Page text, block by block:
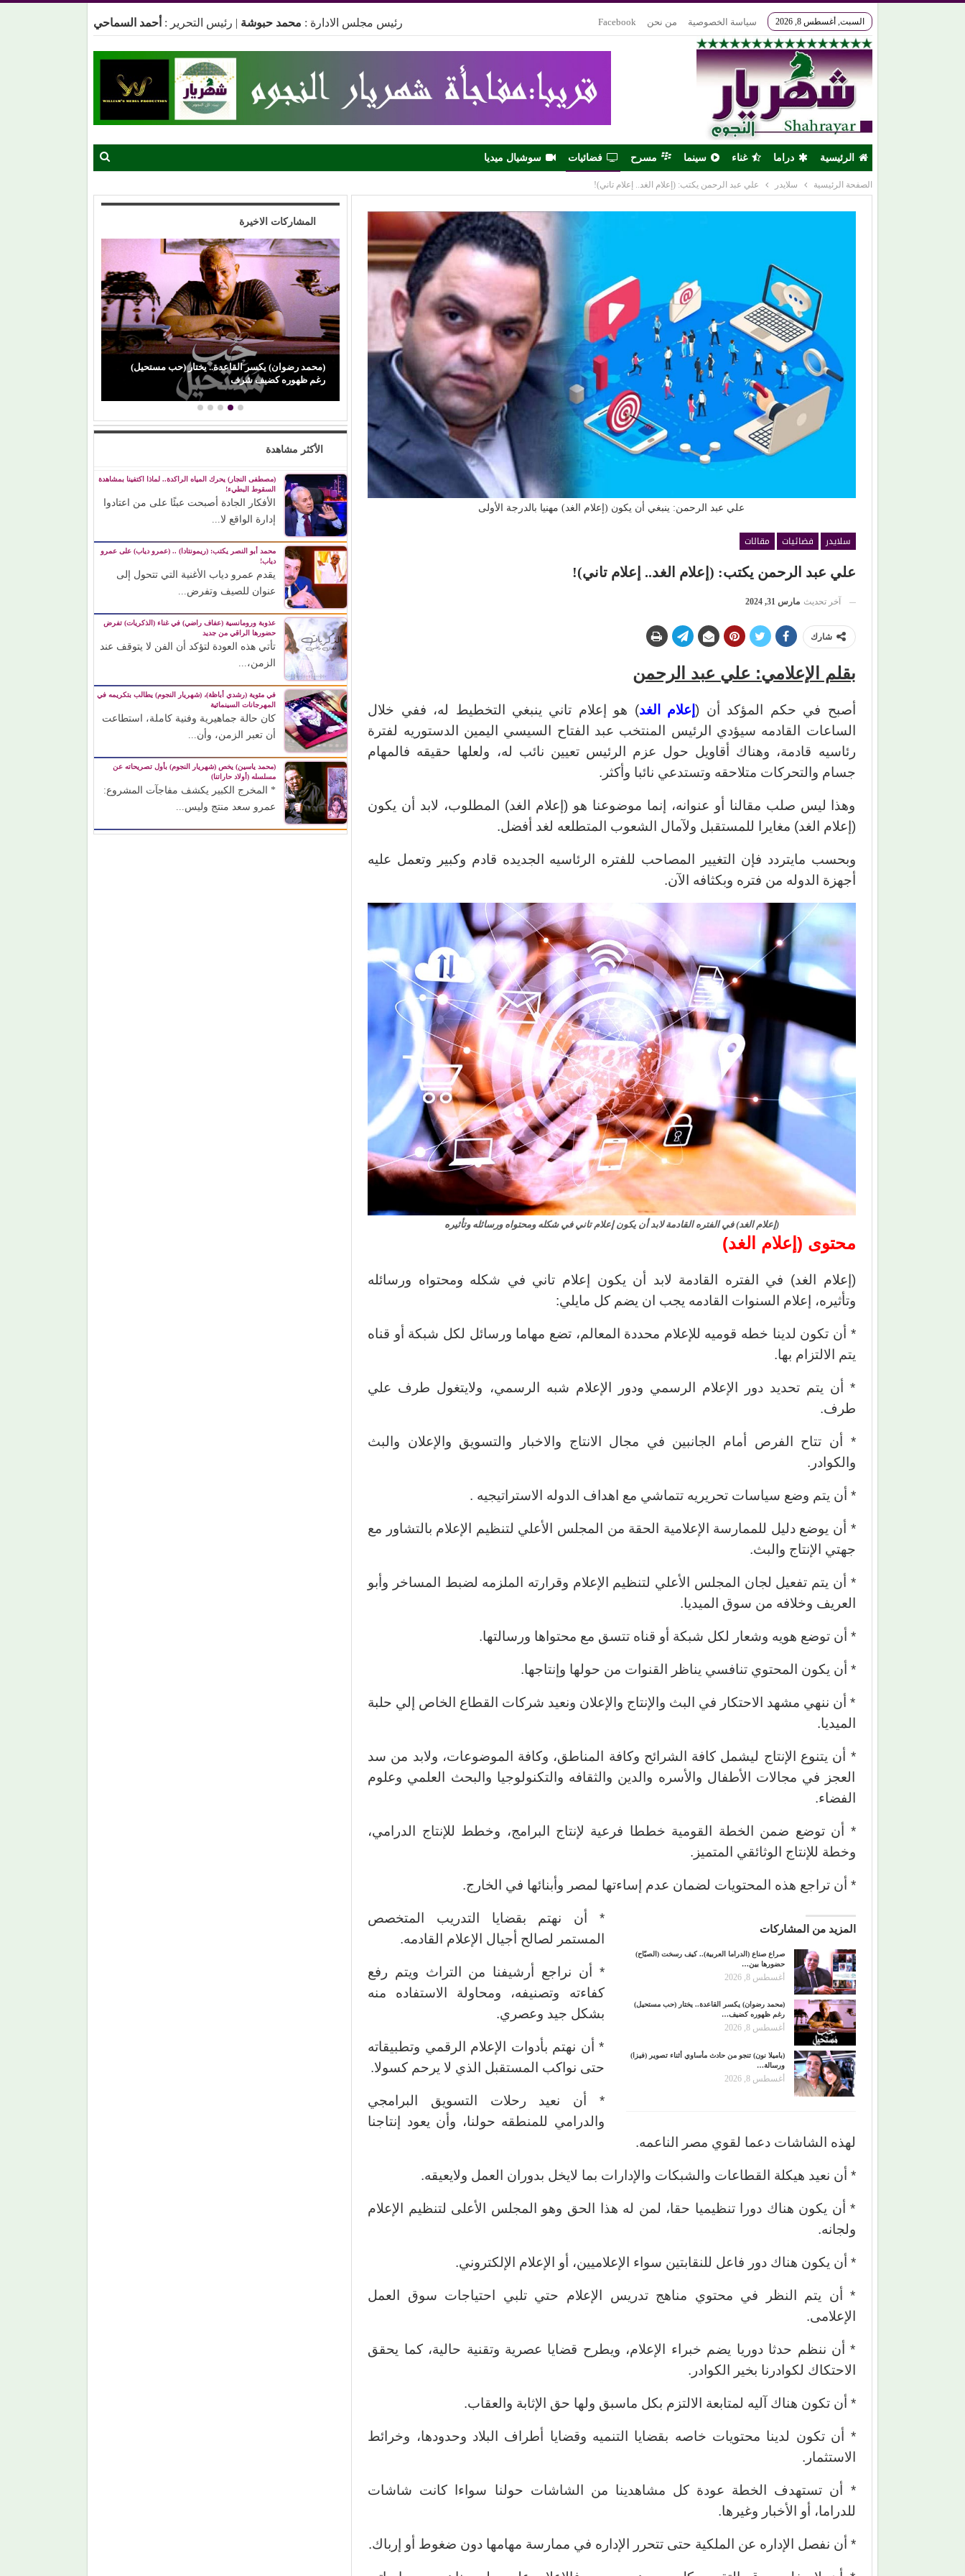
السبت, أغسطس 8, 2026 سياسة الخصوصية من نحن Facebook رئيس مجلس الادارة : محمد حبوشة | رئيس التحرير : أحمد السماحي
الرئيسية دراما غناء سينما مسرح فضائيات سوشيال ميديا
الصفحة الرئيسية سلايدر علي عبد الرحمن يكتب: (إعلام الغد.. إعلام تاني)!
علي عبد الرحمن: ينبغي أن يكون (إعلام الغد) مهنيا بالدرجة الأولى
سلايدر فضائيات
مقالات
علي عبد الرحمن يكتب: (إعلام الغد.. إعلام تاني)!
آخر تحديث مارس 31, 2024
شارك
بقلم الإعلامي: علي عبد الرحمن
أصبح في حكم المؤكد أن (إعلام الغد) هو إعلام تاني ينبغي التخطيط له، ففي خلال
الساعات القادمه سيؤدي الرئيس المنتخب عبد الفتاح السيسي اليمين الدستوريه لفترة
رئاسيه قادمة، وهناك أقاويل حول عزم الرئيس تعيين نائب له، ولعلها حقيقه فالمهام
جسام والتحركات متلاحقه وتستدعي نائبا وأكثر.
وهذا ليس صلب مقالنا أو عنوانه، إنما موضوعنا هو (إعلام الغد) المطلوب، لابد أن يكون
(إعلام الغد) مغايرا للمستقبل ولآمال الشعوب المتطلعه لغد أفضل.
وبحسب مايتردد فإن التغيير المصاحب للفتره الرئاسيه الجديده قادم وكبير وتعمل عليه
أجهزة الدوله من فتره وبكثافه الآن.
(إعلام الغد) في الفتره القادمة لابد أن يكون إعلام تاني في شكله ومحتواه ورسائله وتأثيره
محتوى (إعلام الغد)
(إعلام الغد) في الفتره القادمة لابد أن يكون إعلام تاني في شكله ومحتواه ورسائله
وتأثيره، إعلام السنوات القادمه يجب ان يضم كل مايلي:
* أن تكون لدينا خطه قوميه للإعلام محددة المعالم، تضع مهاما ورسائل لكل شبكة أو قناه
يتم الالتزام بها.
* أن يتم تحديد دور الإعلام الرسمي ودور الإعلام شبه الرسمي، ولايتغول طرف علي
طرف.
* أن تتاح الفرص أمام الجانبين في مجال الانتاج والاخبار والتسويق والإعلان والبث
والكوادر.
* أن يتم وضع سياسات تحريريه تتماشي مع اهداف الدوله الاستراتيجيه .
* أن يوضع دليل للممارسة الإعلامية الحقة من المجلس الأعلي لتنظيم الإعلام بالتشاور مع
جهتي الإنتاج والبث.
* أن يتم تفعيل لجان المجلس الأعلي لتنظيم الإعلام وقرارته الملزمه لضبط المساخر وأبو
العريف وخلافه من سوق الميديا.
* أن توضع هويه وشعار لكل شبكة أو قناه تتسق مع محتواها ورسالتها.
* أن يكون المحتوي تنافسي يناظر القنوات من حولها وإنتاجها.
* أن ننهي مشهد الاحتكار في البث والإنتاج والإعلان ونعيد شركات القطاع الخاص إلي حلبة
الميديا.
* أن يتنوع الإنتاج ليشمل كافة الشرائح وكافة المناطق، وكافة الموضوعات، ولابد من سد
العجز في مجالات الأطفال والأسره والدين والثقافه والتكنولوجيا والبحث العلمي وعلوم
الفضاء.
* أن توضع ضمن الخطة القومية خططا فرعية لإنتاج البرامج، وخطط للإنتاج الدرامي،
وخطة للإنتاج الوثائقي المتميز.
* أن تراجع هذه المحتويات لضمان عدم إساءتها لمصر وأبنائها في الخارج.
المزيد من المشاركات
صراع صناع (الدراما العربية).. كيف رسخت (الصبّاح)
حضورها بين…
أغسطس 8, 2026
(محمد رضوان) يكسر القاعدة.. يختار (حب مستحيل)
رغم ظهوره كضيف…
أغسطس 8, 2026
(باميلا نون) تنجو من حادث مأساوي أثناء تصوير (فيزا)
ورسالة…
أغسطس 8, 2026
* أن نهتم بقضايا التدريب المتخصص
المستمر لصالح أجيال الإعلام القادمه.
* أن نراجع أرشيفنا من التراث ويتم رفع
كفاءته وتصنيفه، ومحاولة الاستفاده منه
بشكل جيد وعصري.
* أن نهتم بأدوات الإعلام الرقمي وتطبيقاته
حتى نواكب المستقبل الذي لا يرحم كسولا.
* أن نعيد رحلات التسويق البرامجي
والدرامي للمنطقه حولنا، وأن يعود إنتاجنا
لهذه الشاشات دعما لقوي مصر الناعمه.
* أن نعيد هيكلة القطاعات والشبكات والإدارات بما لايخل بدوران العمل ولايعيقه.
* أن يكون هناك دورا تنظيميا حقا، لمن له هذا الحق وهو المجلس الأعلى لتنظيم الإعلام
ولجانه.
* أن يكون هناك دور فاعل للنقابتين سواء الإعلاميين، أو الإعلام الإلكتروني.
* أن يتم النظر في محتوي مناهج تدريس الإعلام حتي تلبي احتياجات سوق العمل
الإعلامى.
* أن ننظم حدثا دوريا يضم خبراء الإعلام، ويطرح قضايا عصرية وتقنية حالية، كما يحقق
الاحتكاك لكوادرنا بخير الكوادر.
* أن تكون هناك آليه لمتابعة الالتزم بكل ماسبق ولها حق الإثابة والعقاب.
* أن تكون لدينا محتويات خاصه بقضايا التنميه وقضايا أطراف البلاد وحدودها، وخرائط
الاستثمار.
* أن تستهدف الخطة عودة كل مشاهدينا من الشاشات حولنا سواءا كانت شاشات
للدراما، أو الأخبار وغيرها.
* أن نفصل الإداره عن الملكية حتى تتحرر الإداره في ممارسة مهامها دون ضغوط أو إرباك.
المشاركات الاخيرة
حين ماتت الحكاية.. الفن المصري يفقد قدرته على
صناعة الهوية الوطنية (1)
صراع صناع (الدراما العربية).. كيف رسخت (الصبّاح)
حضورها بين أبرز صناع الدراما…
(محمد رضوان) يكسر القاعدة.. يختار (حب مستحيل)
رغم ظهوره كضيف شرف
الأكثر مشاهدة
(مصطفى النجار) يحرك المياه الراكدة.. لماذا اكتفينا بمشاهدة
السقوط البطيء!
الأفكار الجادة أصبحت عبئًا على من اعتادوا
إدارة الواقع لا...
محمد أبو النصر يكتب: (ريمونتادا) .. (عمرو دياب) على عمرو
دياب!
يقدم عمرو دياب الأغنية التي تتحول إلى
عنوان للصيف وتفرض...
عذوبة ورومانسية (عفاف راضي) في غناء (الذكريات) تفرض
حضورها الراقي من جديد
تأتي هذه العودة لتؤكد أن الفن لا يتوقف عند
الزمن،...
في مئوية (رشدي أباظة)، (شهريار النجوم) يطالب بتكريمه في
المهرجانات السينمائية
كان حالة جماهيرية وفنية كاملة، استطاعت
أن تعبر الزمن، وأن...
(محمد ياسين) يخص (شهريار النجوم) بأول تصريحاته عن
مسلسله (أولاد حاراتنا)
* المخرج الكبير يكشف مفاجآت المشروع:
عمرو سعد منتج وليس...